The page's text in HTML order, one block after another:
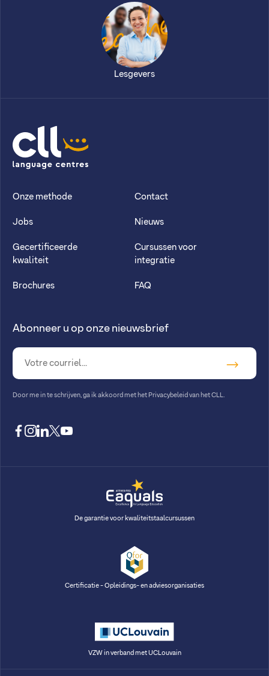
Lesgevers
CLL
Onze methode
Jobs
Gecertificeerde
kwaliteit
Brochures
Contact
Nieuws
Cursussen voor
integratie
FAQ
Abonneer u op onze nieuwsbrief
Door me in te schrijven, ga ik akkoord met het Privacybeleid van het CLL
facebook
instagram
linkedin
twitteryoutube
De garantie voor kwaliteitstaalcursussen
Certificatie - Opleidings- en adviesorganisaties
VZW in verband met UCLouvain